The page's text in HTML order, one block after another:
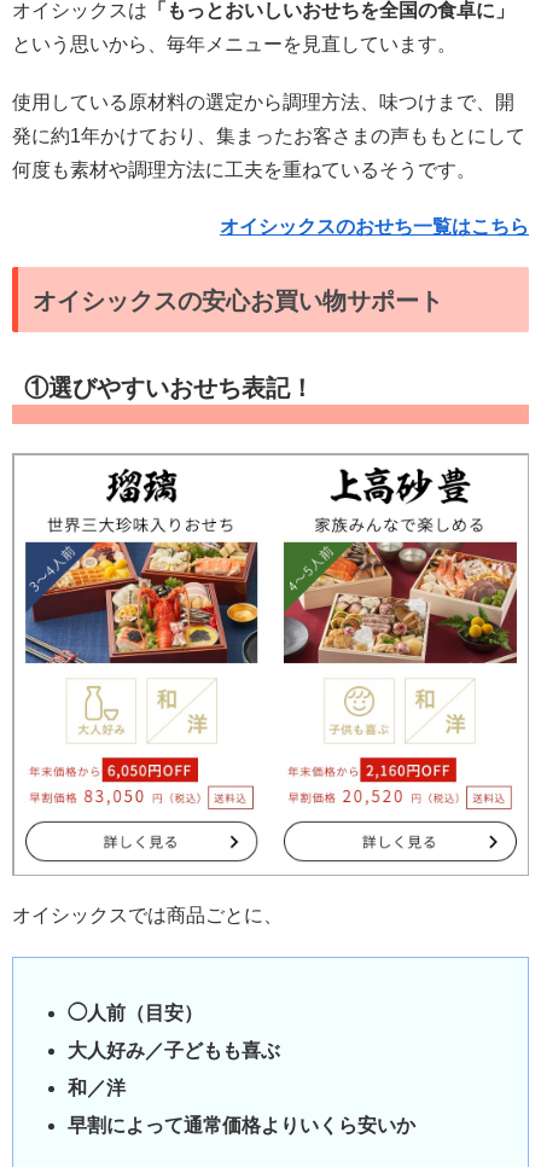
オイシックスは 「もっとおいしいおせちを全国の食卓に」
という思いから、毎年メニューを見直しています。
使用している原材料の選定から調理方法、味つけまで、開
発に約1年かけており、集まったお客さまの声ももとにして
何度も素材や調理方法に工夫を重ねているそうです。
オイシックスのおせち一覧はこちら
オイシックスの安心お買い物サポート
①選びやすいおせち表記！
オイシックスでは商品ごとに、
◯人前（目安）
大人好み／子どもも喜ぶ
和／洋
早割によって通常価格よりいくら安いか